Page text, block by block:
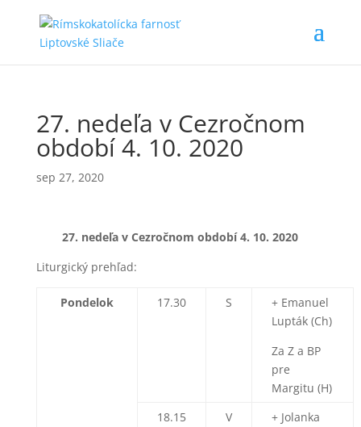
27. nedeľa v Cezročnom
období 4. 10. 2020
sep 27, 2020
27. nedeľa v Cezročnom období 4. 10. 2020
Liturgický prehľad:
Pondelok 17.30 S
+ Emanuel
Lupták (Ch)
Za Z a BP
pre
Margitu (H)
18.15
V
+ Jolanka